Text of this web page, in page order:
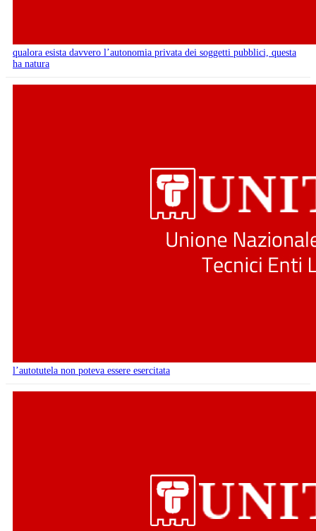
qualora esista davvero l’autonomia privata dei soggetti pubblici, questa
ha natura
l’autotutela non poteva essere esercitata